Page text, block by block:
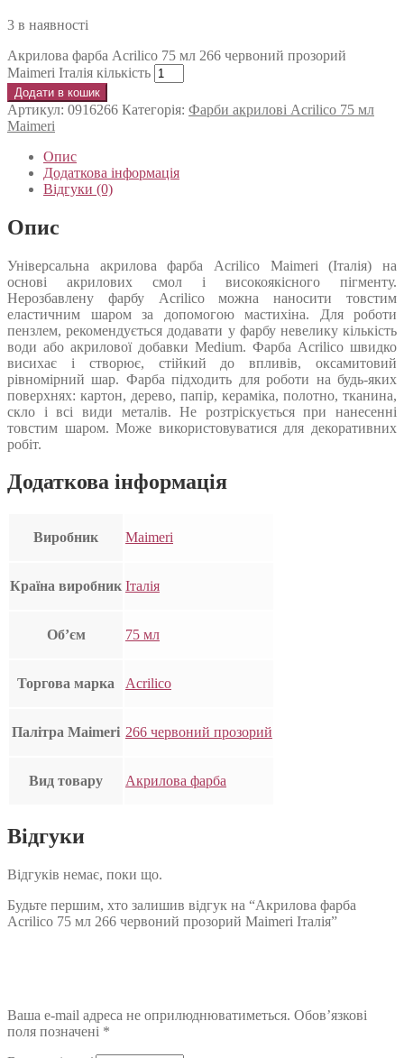
3 в наявності
Акрилова фарба Acrilico 75 мл 266 червоний прозорий
Maimeri Італія кількість
Додати в кошик
Артикул: 0916266 Категорія: Фарби акрилові Acrilico 75 мл
Maimeri
Опис
Додаткова інформація
Відгуки (0)
Опис
Універсальна акрилова фарба Acrilico Maimeri (Італія) на
основі акрилових смол і високоякісного пігменту.
Нерозбавлену фарбу Acrilico можна наносити товстим
еластичним шаром за допомогою мастихіна. Для роботи
пензлем, рекомендується додавати у фарбу невелику кількість
води або акрилової добавки Medium. Фарба Acrilico швидко
висихає і створює, стійкий до впливів, оксамитовий
рівномірний шар. Фарба підходить для роботи на будь-яких
поверхнях: картон, дерево, папір, кераміка, полотно, тканина,
скло і всі види металів. Не розтріскується при нанесенні
товстим шаром. Може використовуватися для декоративних
робіт.
Додаткова інформація
Виробник Maimeri
Країна виробник Італія
Об’єм 75 мл
Торгова марка Acrilico
Палітра Maimeri 266 червоний прозорий
Вид товару Акрилова фарба
Відгуки
Відгуків немає, поки що.
Будьте першим, хто залишив відгук на “Акрилова фарба
Acrilico 75 мл 266 червоний прозорий Maimeri Італія”
Ваша e-mail адреса не оприлюднюватиметься. Обов’язкові
поля позначені *